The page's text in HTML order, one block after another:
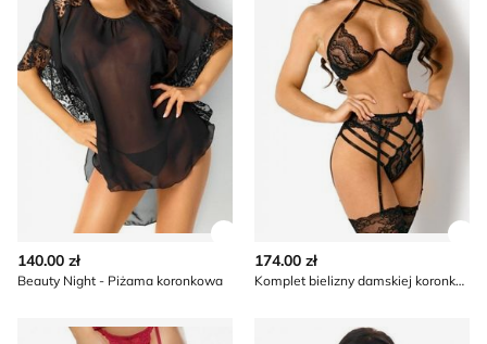
140.00 zł
Beauty Night - Piżama koronkowa
174.00 zł
Komplet bielizny damskiej koronkowy Beauty Night
Beauty Night - Pończochy eleganckieKomplet bielizny damskiej